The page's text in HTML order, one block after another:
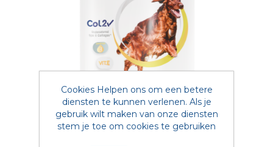
Cookies Helpen ons om een betere
diensten te kunnen verlenen. Als je
gebruik wilt maken van onze diensten
stem je toe om cookies te gebruiken